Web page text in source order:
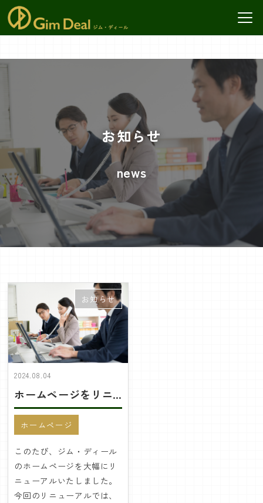
お問い合わせ
TOP
その他のサービス
お知らせ
ジム・ディールの実績
ご依頼の流れ
よくある質問
会社概要
お問い合わせ
お知らせ
news
2024.08.04
ホームページをリニューアルしました。
お知らせ
ホームページ
このたび、ジム・ディール
のホームページを大幅にリ
ニューアルいたしました。
今回のリニューアルでは、